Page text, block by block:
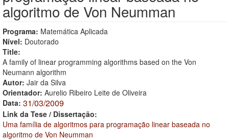
algoritmo de Von Neumman
Programa: Matemática Aplicada
Nível: Doutorado
Title:
A family of linear programming algorithms based on the Von
Neumann algorithm
Autor: Jair da Silva
Orientador: Aurelio Ribeiro Leite de Oliveira
Data: 31/03/2009
Link da Tese / Dissertação:
Uma família de algoritmos para programação linear baseada no
algoritmo de Von Neumman